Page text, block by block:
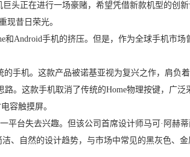
头正在进行一场豪赌，希望凭借新款机型的创新
现昔日荣光。
Android手机的挤压。但是，作为全球手机市场
手机。这款产品被诺基亚视为复兴之作，肩负
。这款手机取消了传统的Home物理按键，广泛
容触摸屏。
台失去兴趣。但该公司首席设计师马可·阿赫蒂
、自然的设计趋势，与市场中常见的黑灰色、